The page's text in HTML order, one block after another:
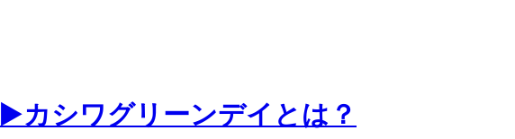
▶カシワグリーンデイとは？